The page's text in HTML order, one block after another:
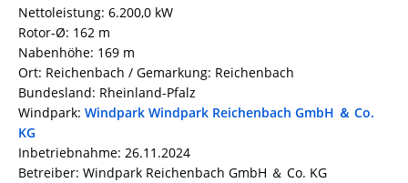
Nettoleistung: 6.200,0 kW
Rotor-Ø: 162 m
Nabenhöhe: 169 m
Ort: Reichenbach / Gemarkung: Reichenbach
Bundesland: Rheinland-Pfalz
Windpark: Windpark Windpark Reichenbach GmbH ＆ Co.
KG
Inbetriebnahme: 26.11.2024
Betreiber: Windpark Reichenbach GmbH ＆ Co. KG